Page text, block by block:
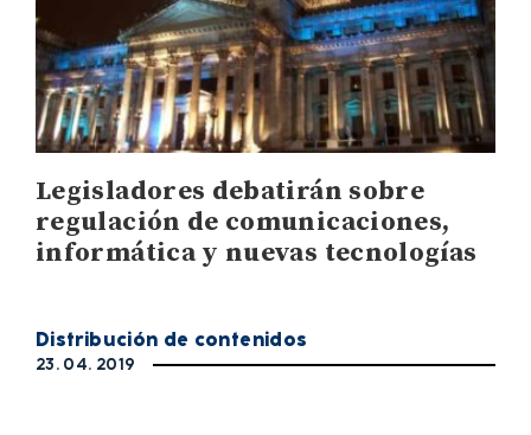
Legisladores debatirán sobre
regulación de comunicaciones,
informática y nuevas tecnologías
Distribución de contenidos
23. 04. 2019